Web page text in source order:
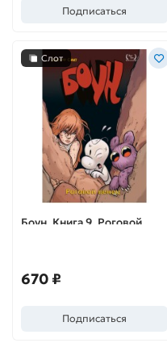
Подписаться
Слот
Боун. Книга 9. Роговой
670 ₽
Подписаться